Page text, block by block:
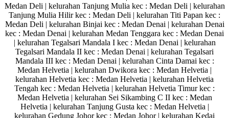
Medan Deli | kelurahan Tanjung Mulia kec : Medan Deli | kelurahan
Tanjung Mulia Hilir kec : Medan Deli | kelurahan Titi Papan kec :
Medan Deli | kelurahan Binjai kec : Medan Denai | kelurahan Denai
kec : Medan Denai | kelurahan Medan Tenggara kec : Medan Denai
| kelurahan Tegalsari Mandala I kec : Medan Denai | kelurahan
Tegalsari Mandala II kec : Medan Denai | kelurahan Tegalsari
Mandala III kec : Medan Denai | kelurahan Cinta Damai kec :
Medan Helvetia | kelurahan Dwikora kec : Medan Helvetia |
kelurahan Helvetia kec : Medan Helvetia | kelurahan Helvetia
Tengah kec : Medan Helvetia | kelurahan Helvetia Timur kec :
Medan Helvetia | kelurahan Sei Sikambing C II kec : Medan
Helvetia | kelurahan Tanjung Gusta kec : Medan Helvetia |
kelurahan Gedung Johor kec : Medan Johor | kelurahan Kedai